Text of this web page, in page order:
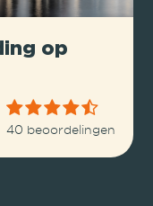
op
40 beoordelingen